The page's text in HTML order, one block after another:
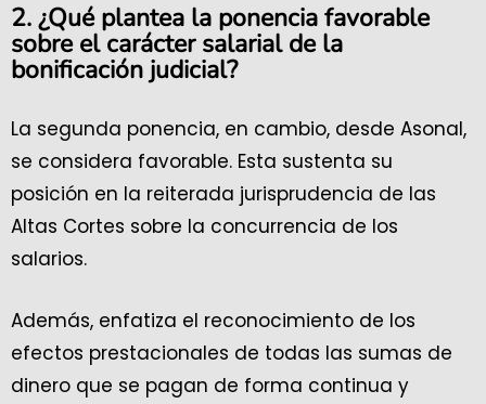
2. ¿Qué plantea la ponencia favorable
sobre el carácter salarial de la
bonificación judicial?
La segunda ponencia, en cambio, desde Asonal,
se considera favorable. Esta sustenta su
posición en la reiterada jurisprudencia de las
Altas Cortes sobre la concurrencia de los
salarios.
Además, enfatiza el reconocimiento de los
efectos prestacionales de todas las sumas de
dinero que se pagan de forma continua y